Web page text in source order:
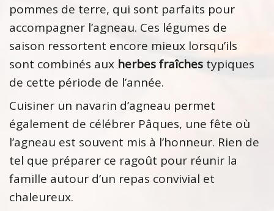
pommes de terre, qui sont parfaits pour
accompagner l’agneau. Ces légumes de
saison ressortent encore mieux lorsqu’ils
sont combinés aux herbes fraîches typiques
de cette période de l’année.
Cuisiner un navarin d’agneau permet
également de célébrer Pâques, une fête où
l’agneau est souvent mis à l’honneur. Rien de
tel que préparer ce ragoût pour réunir la
famille autour d’un repas convivial et
chaleureux.